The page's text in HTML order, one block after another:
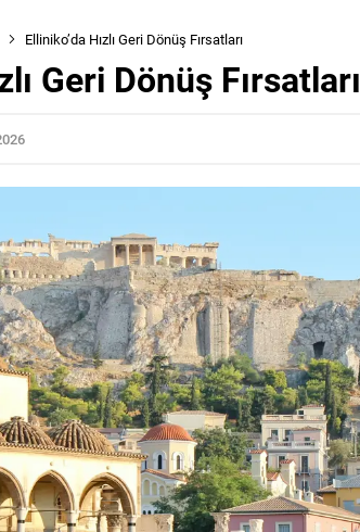
Elliniko’da Hızlı Geri Dönüş Fırsatları
Geri Dönüş Fırsatları